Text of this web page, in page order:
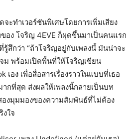
ะทำเวอร์ชันพิเศษโดยการเพิ่มเสียง
อง โจริญ 4EVE ก็ผุดขึ้นมาเป็นคนแรก
รู้สึกว่า “ถ้าโจริญอยู่กับเพลงนี้ มันน่าจะ
ม พร้อมเปิดพื้นที่ให้โจริญเขียน
อง เพื่อสื่อสารเรื่องราวในแบบที่เธอ
ากที่สุด ส่งผลให้เพลงนี้กลายเป็นบท
งมุมมองของความสัมพันธ์ที่ไม่ต้อง
ใจ